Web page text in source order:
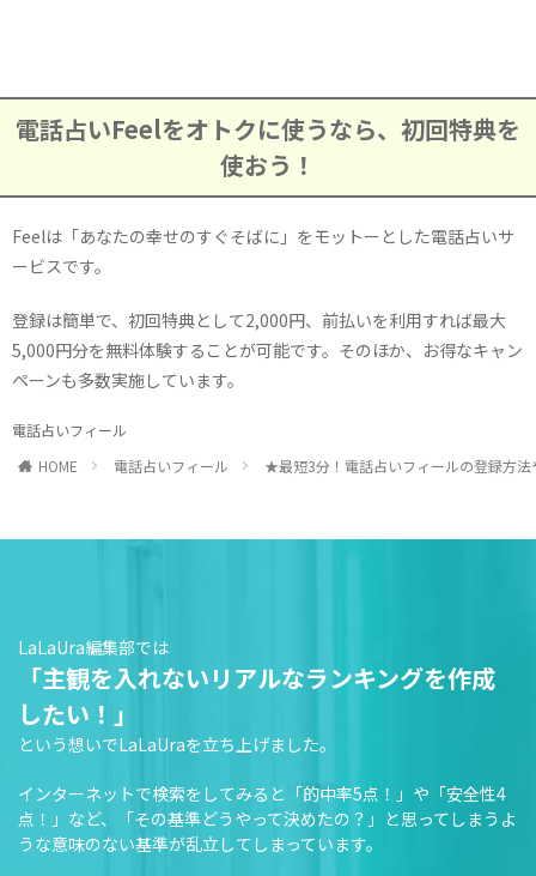
電話占いFeelをオトクに使うなら、初回特典を
使おう！
Feelは「あなたの幸せのすぐそばに」をモットーとした電話占いサ
ービスです。
登録は簡単で、初回特典として2,000円、前払いを利用すれば最大
5,000円分を無料体験することが可能です。そのほか、お得なキャン
ペーンも多数実施しています。
電話占いフィール
HOME
電話占いフィール ★最短3分！電話占いフィールの登録方
LaLaUra編集部では
「主観を入れないリアルなランキングを作成
したい！」
という想いでLaLaUraを立ち上げました。
インターネットで検索をしてみると「的中率5点！」や「安全性4
点！」など、「その基準どうやって決めたの？」と思ってしまうよ
うな意味のない基準が乱立してしまっています。